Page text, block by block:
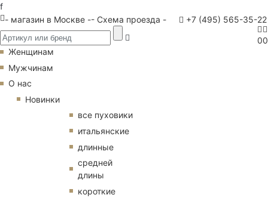
f
- магазин в Москве -- Схема проезда - +7 (495) 565-35-22
00
Женщинам
Мужчинам
О нас
Новинки
все пуховики
итальянские
длинные
средней
длины
короткие